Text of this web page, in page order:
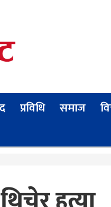
प्रविधि समाज